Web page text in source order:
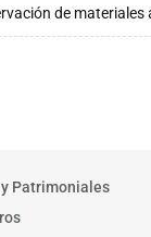
de materiales
Patrimoniales